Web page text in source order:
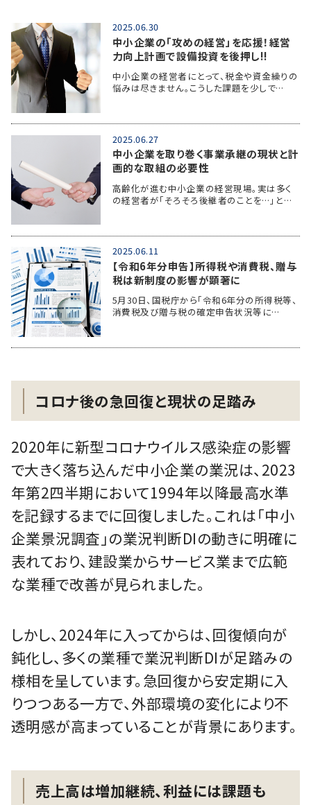
2025.06.30
中小企業の「攻めの経営」を応援！経営
力向上計画で設備投資を後押し!!
中小企業の経営者にとって、税金や資金繰りの
悩みは尽きません。こうした課題を少しで…
2025.06.27
中小企業を取り巻く事業承継の現状と計
画的な取組の必要性
高齢化が進む中小企業の経営現場。実は多く
の経営者が「そろそろ後継者のことを…」と…
2025.06.11
【令和6年分申告】所得税や消費税、贈与
税は新制度の影響が顕著に
5月30日、国税庁から「令和6年分の所得税等、
消費税及び贈与税の確定申告状況等に…
コロナ後の急回復と現状の足踏み
2020年に新型コロナウイルス感染症の影響
で大きく落ち込んだ中小企業の業況は、2023
年第2四半期において1994年以降最高水準
を記録するまでに回復しました。これは「中小
企業景況調査」の業況判断DIの動きに明確に
表れており、建設業からサービス業まで広範
な業種で改善が見られました。
しかし、2024年に入ってからは、回復傾向が
鈍化し、多くの業種で業況判断DIが足踏みの
様相を呈しています。急回復から安定期に入
りつつある一方で、外部環境の変化により不
透明感が高まっていることが背景にあります。
売上高は増加継続、利益には課題も